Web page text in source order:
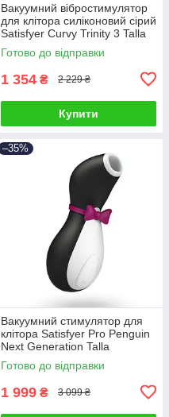
Вакуумний вібростимулятор
для клітора силіконовий сірий
Satisfyer Curvy Trinity 3 Talla
Готово до відправки
1 354 ₴ 2 229 ₴
Купити
–35%
Вакуумний стимулятор для
клітора Satisfyer Pro Penguin
Next Generation Talla
Готово до відправки
1 999 ₴ 3 099 ₴